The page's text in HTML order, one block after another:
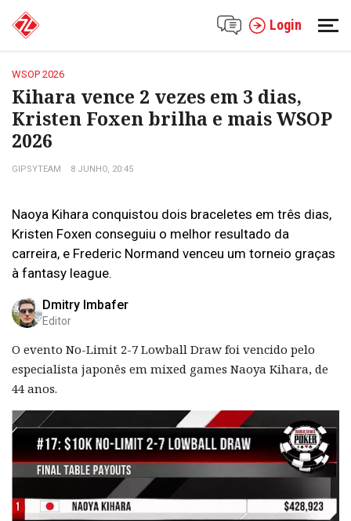
Login
WSOP 2026
Kihara vence 2 vezes em 3 dias,
Kristen Foxen brilha e mais WSOP
2026
GIPSYTEAM 8 JUNHO, 20:45
Naoya Kihara conquistou dois braceletes em três dias,
Kristen Foxen conseguiu o melhor resultado da
carreira, e Frederic Normand venceu um torneio graças
à fantasy league.
Dmitry Imbafer
Editor
O evento No-Limit 2-7 Lowball Draw foi vencido pelo
especialista japonês em mixed games Naoya Kihara, de
44 anos.